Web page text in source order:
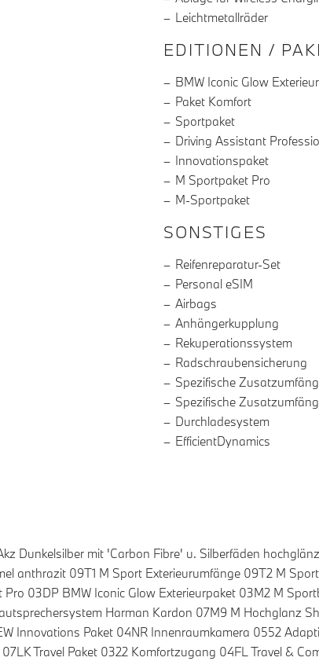
Leichtmetallräder
EDITIONEN /
BMW Iconic Glow
Paket Komfort
Sportpaket
Driving Assistant
Innovationspaket
M Sportpaket Pro
M-Sportpaket
SONSTIGES
Reifenreparatur-Set
Personal eSIM
Airbags
Anhängerkupplung
Rekuperationssystem
Radschraubensicherung
Spezifische
Spezifische
Durchladesystem
EfficientDynamics
Dunkelsilber mit 'Carbon Fibre' u. Silberfäden
anthrazit 09T1 M Sport Exterieurumfänge 09T2 M
03DP BMW Iconic Glow Exterieurpaket 03M2 M
Harman Kardon 07M9 M Hochglanz
Innovations Paket 04NR Innenraumkamera 0552
Travel Paket 0322 Komfortzugang 04FL Travel &